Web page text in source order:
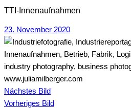
TTI-Innenaufnahmen
23. November 2020
Nächstes Bild
Vorheriges Bild